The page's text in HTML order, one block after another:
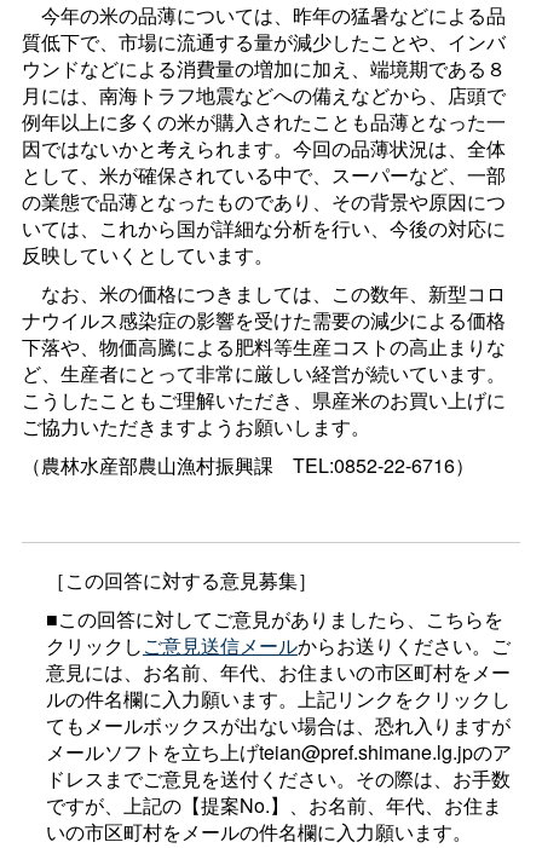
今年の米の品薄については、昨年の猛暑などによる品
質低下で、市場に流通する量が減少したことや、インバ
ウンドなどによる消費量の増加に加え、端境期である８
月には、南海トラフ地震などへの備えなどから、店頭で
例年以上に多くの米が購入されたことも品薄となった一
因ではないかと考えられます。今回の品薄状況は、全体
として、米が確保されている中で、スーパーなど、一部
の業態で品薄となったものであり、その背景や原因につ
いては、これから国が詳細な分析を行い、今後の対応に
反映していくとしています。
なお、米の価格につきましては、この数年、新型コロ
ナウイルス感染症の影響を受けた需要の減少による価格
下落や、物価高騰による肥料等生産コストの高止まりな
ど、生産者にとって非常に厳しい経営が続いています。
こうしたこともご理解いただき、県産米のお買い上げに
ご協力いただきますようお願いします。
（農林水産部農山漁村振興課 TEL:0852-22-6716）
［この回答に対する意見募集］
■この回答に対してご意見がありましたら、こちらを
クリックしご意見送信メールからお送りください。ご
意見には、お名前、年代、お住まいの市区町村をメー
ルの件名欄に入力願います。上記リンクをクリックし
てもメールボックスが出ない場合は、恐れ入りますが
メールソフトを立ち上げteian@pref.shimane.lg.jpのア
ドレスまでご意見を送付ください。その際は、お手数
ですが、上記の【提案No.】、お名前、年代、お住ま
いの市区町村をメールの件名欄に入力願います。